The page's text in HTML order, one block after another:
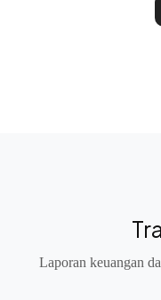
Laporan keuangan